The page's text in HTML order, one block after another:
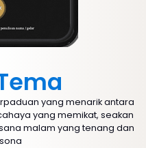
yang menarik antara
yang memikat, seakan
malam yang tenang dan